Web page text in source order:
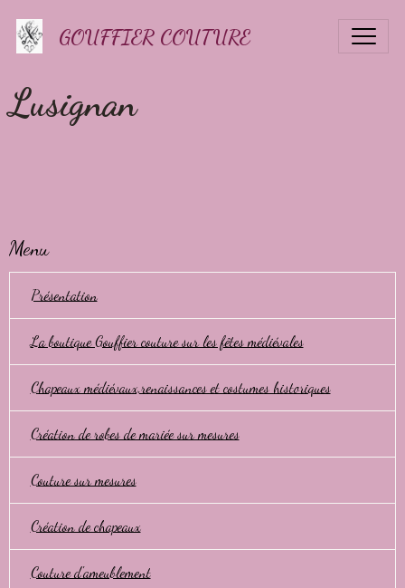
GOUFFIER COUTURE
Lusignan
Menu
Présentation
La boutique Gouffier couture sur les fêtes médiévales
Chapeaux médiévaux,renaissances et costumes historiques
Création de robes de mariée sur mesures
Couture sur mesures
Création de chapeaux
Couture d'ameublement